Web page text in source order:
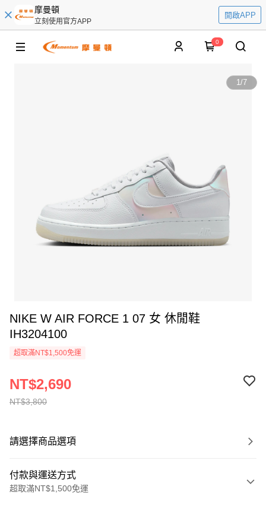
摩曼頓
立刻使用官方APP
開啟APP
0
1/7
NIKE W AIR FORCE 1 07 女 休閒鞋
IH3204100
超取滿NT$1,500免運
NT$3,800
NT$2,690
請選擇商品選項
付款與運送方式
超取滿NT$1,500免運